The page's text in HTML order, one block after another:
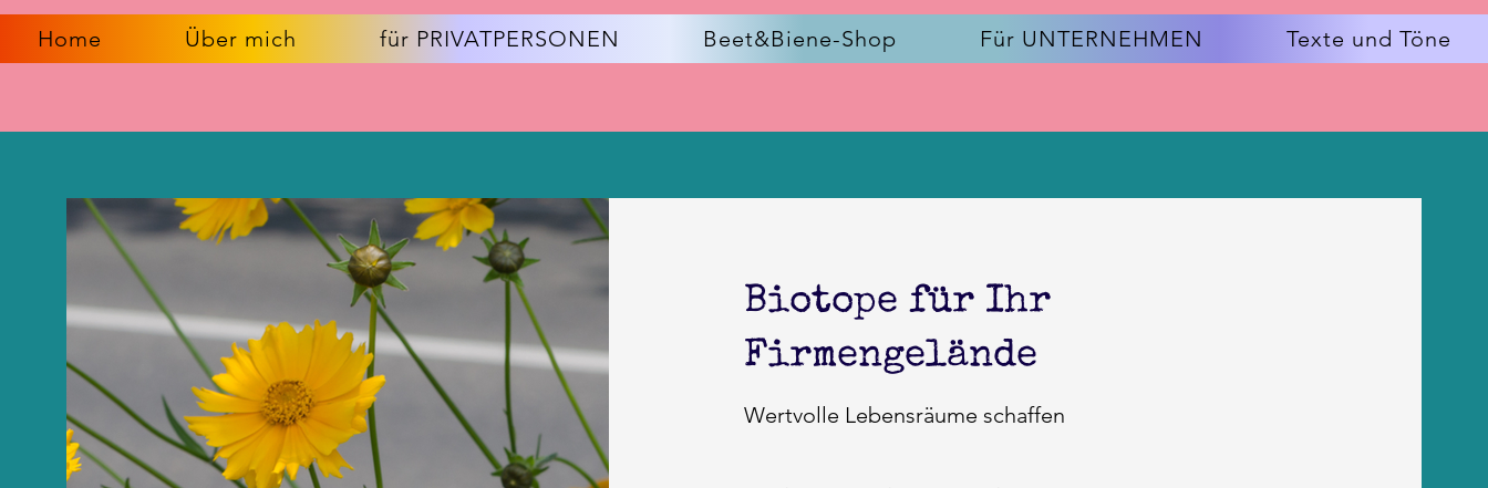
Home Über mich für PRIVATPERSONEN Beet&Biene-Shop Für UNTERNEHMEN Texte und Töne
Biotope für Ihr
Firmengelände
Wertvolle Lebensräume schaffen